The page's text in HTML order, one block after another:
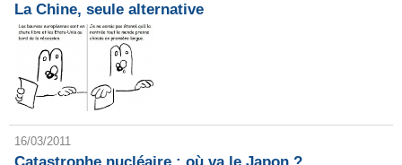
La Chine, seule alternative
16/03/2011